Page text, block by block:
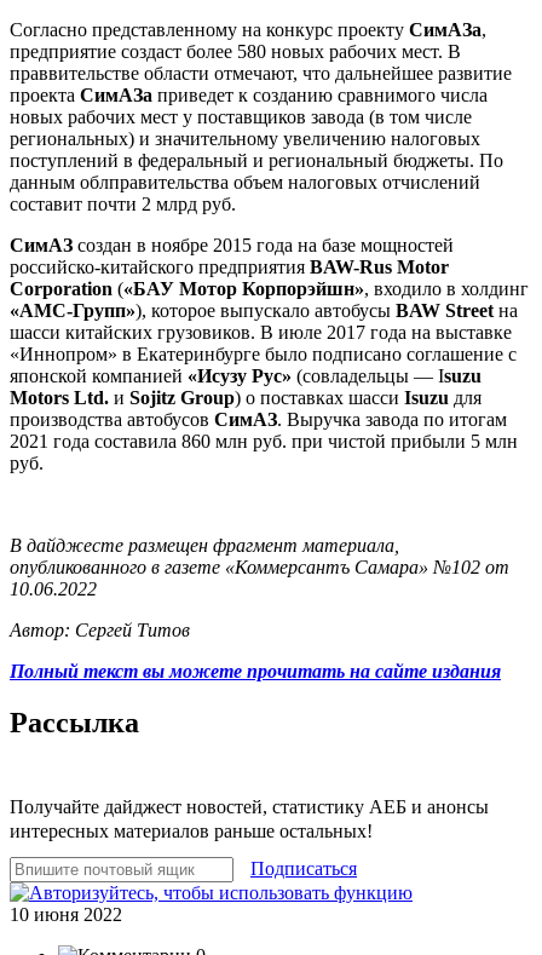
Согласно представленному на конкурс проекту СимАЗа,
предприятие создаст более 580 новых рабочих мест. В
праввительстве области отмечают, что дальнейшее развитие
проекта СимАЗа приведет к созданию сравнимого числа
новых рабочих мест у поставщиков завода (в том числе
региональных) и значительному увеличению налоговых
поступлений в федеральный и региональный бюджеты. По
данным облправительства объем налоговых отчислений
составит почти 2 млрд руб.
СимАЗ создан в ноябре 2015 года на базе мощностей
российско-китайского предприятия BAW-Rus Motor
Corporation («БАУ Мотор Корпорэйшн», входило в холдинг
«АМС-Групп»), которое выпускало автобусы BAW Street на
шасси китайских грузовиков. В июле 2017 года на выставке
«Иннопром» в Екатеринбурге было подписано соглашение с
японской компанией «Исузу Рус» (совладельцы — Isuzu
Motors Ltd. и Sojitz Group) о поставках шасси Isuzu для
производства автобусов СимАЗ. Выручка завода по итогам
2021 года составила 860 млн руб. при чистой прибыли 5 млн
руб.
В дайджесте размещен фрагмент материала,
опубликованного в газете «Коммерсантъ Самара» №102 от
10.06.2022
Автор: Сергей Титов
Полный текст вы можете прочитать на сайте издания
Рассылка
Получайте дайджест новостей, статистику АЕБ и анонсы
интересных материалов раньше остальных!
Подписаться
10 июня 2022